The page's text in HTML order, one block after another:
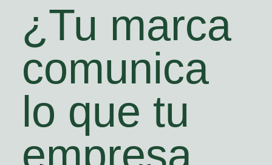
¿Tu marca
comunica
lo que tu
empresa